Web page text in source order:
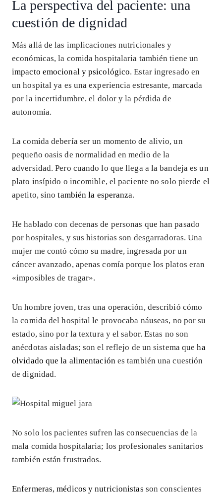
La perspectiva del paciente: una
cuestión de dignidad
Más allá de las implicaciones nutricionales y
económicas, la comida hospitalaria también tiene un
impacto emocional y psicológico. Estar ingresado en
un hospital ya es una experiencia estresante, marcada
por la incertidumbre, el dolor y la pérdida de
autonomía.
La comida debería ser un momento de alivio, un
pequeño oasis de normalidad en medio de la
adversidad. Pero cuando lo que llega a la bandeja es un
plato insípido o incomible, el paciente no solo pierde el
apetito, sinotambién la esperanza.
He hablado con decenas de personas que han pasado
por hospitales, y sus historias son desgarradoras. Una
mujer me contó cómo su madre, ingresada por un
cáncer avanzado, apenas comía porque los platos eran
«imposibles de tragar».
Un hombre joven, tras una operación, describió cómo
la comida del hospital le provocaba náuseas, no por su
estado, sino por la textura y el sabor. Estas no son
anécdotas aisladas; son el reflejo de un sistema queha
olvidado que la alimentación es también una cuestión
de dignidad.
No solo los pacientes sufren las consecuencias de la
mala comida hospitalaria; los profesionales sanitarios
también están frustrados.
Enfermeras, médicos y nutricionistas son conscientes